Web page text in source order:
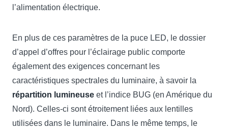
l’alimentation électrique.
En plus de ces paramètres de la puce LED, le dossier
d’appel d’offres pour l’éclairage public comporte
également des exigences concernant les
caractéristiques spectrales du luminaire, à savoir la
répartition lumineuse et l’indice BUG (en Amérique du
Nord). Celles-ci sont étroitement liées aux lentilles
utilisées dans le luminaire. Dans le même temps, le